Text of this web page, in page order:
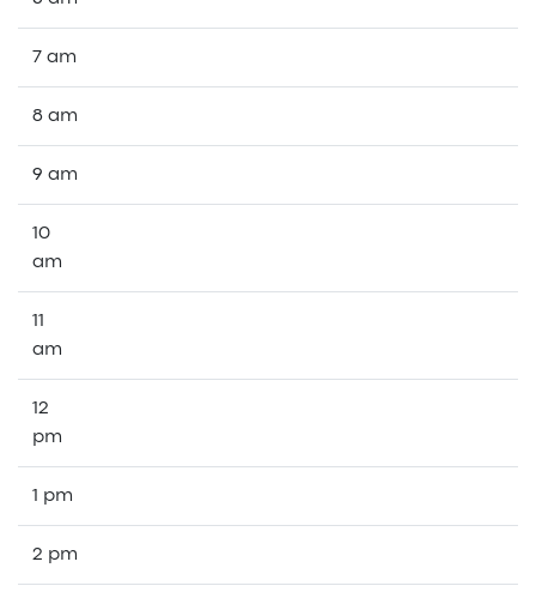
7 am
8 am
9 am
10
am
11
am
12
pm
1 pm
2 pm